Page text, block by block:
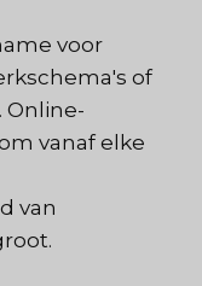
voor
of
Online-
vanaf elke
van